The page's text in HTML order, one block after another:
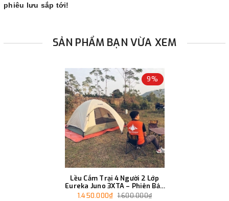
phiêu lưu sắp tới!
SẢN PHẨM BẠN VỪA XEM
9%
Lều Cắm Trại 4 Người 2 Lớp
Eureka Juno 3XTA – Phiên Bản
Khung Nhôm
1.450.000₫ 1.600.000₫